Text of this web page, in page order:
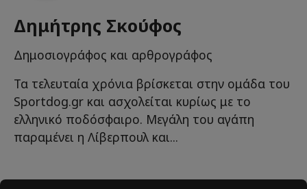
Δημήτρης Σκούφος
Δημοσιογράφος και αρθρογράφος
Τα τελευταία χρόνια βρίσκεται στην ομάδα του
Sportdog.gr και ασχολείται κυρίως με το
ελληνικό ποδόσφαιρο. Μεγάλη του αγάπη
παραμένει η Λίβερπουλ και...